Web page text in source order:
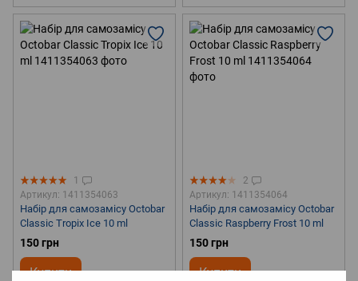
1
Артикул: 1411354063
Набір для самозамісу Octobar
Classic Tropix Ice 10 ml
150 грн
Купити
2
Артикул: 1411354064
Набір для самозамісу Octobar
Classic Raspberry Frost 10 ml
150 грн
Купити